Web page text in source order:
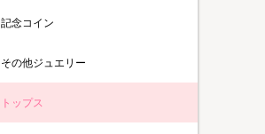
記念コイン
その他ジュエリー
トップス